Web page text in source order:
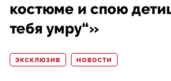
костюме и спою
тебя умру“»
ЭКСКЛЮЗИВ НОВОСТИ